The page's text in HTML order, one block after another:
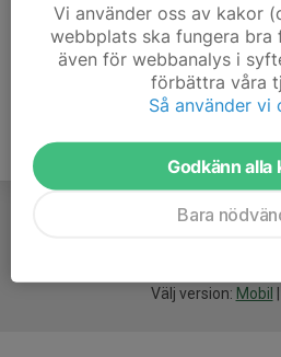
Välj version: Mobil
Vi använder oss av kakor
webbplats ska fungera bra
även för webbanalys i
förbättra våra
Så använder vi
Godkänn alla
Bara